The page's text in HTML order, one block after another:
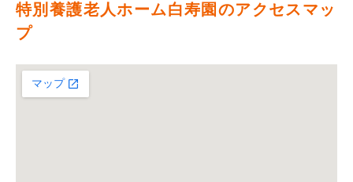
特別養護老人ホーム白寿園のアクセスマッ
プ